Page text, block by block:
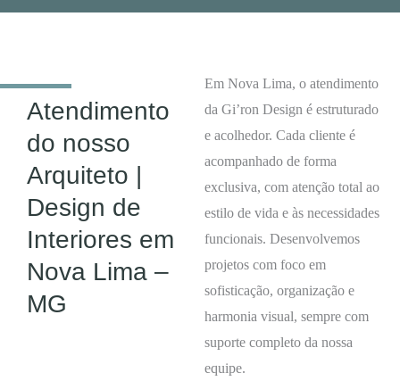
Atendimento
do nosso
Arquiteto |
Design de
Interiores em
Nova Lima –
MG
Em Nova Lima, o atendimento
da Gi’ron Design é estruturado
e acolhedor. Cada cliente é
acompanhado de forma
exclusiva, com atenção total ao
estilo de vida e às necessidades
funcionais. Desenvolvemos
projetos com foco em
sofisticação, organização e
harmonia visual, sempre com
suporte completo da nossa
equipe.